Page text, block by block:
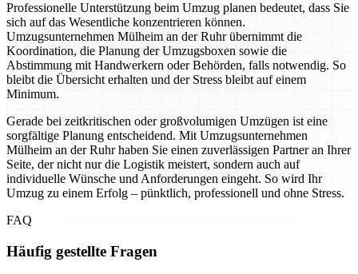
Professionelle Unterstützung beim Umzug planen bedeutet, dass Sie
sich auf das Wesentliche konzentrieren können.
Umzugsunternehmen Mülheim an der Ruhr übernimmt die
Koordination, die Planung der Umzugsboxen sowie die
Abstimmung mit Handwerkern oder Behörden, falls notwendig. So
bleibt die Übersicht erhalten und der Stress bleibt auf einem
Minimum.
Gerade bei zeitkritischen oder großvolumigen Umzügen ist eine
sorgfältige Planung entscheidend. Mit Umzugsunternehmen
Mülheim an der Ruhr haben Sie einen zuverlässigen Partner an Ihrer
Seite, der nicht nur die Logistik meistert, sondern auch auf
individuelle Wünsche und Anforderungen eingeht. So wird Ihr
Umzug zu einem Erfolg – pünktlich, professionell und ohne Stress.
FAQ
Häufig gestellte Fragen